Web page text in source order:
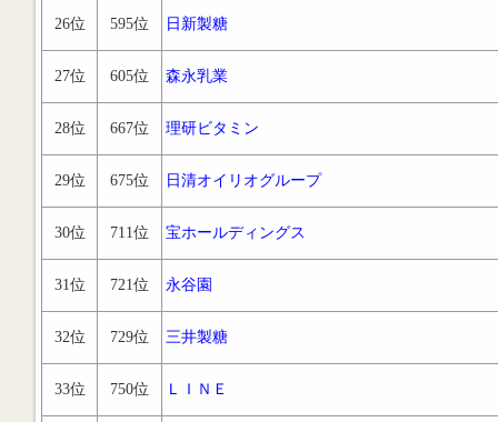
26位 595位 日新製糖
27位 605位 森永乳業
28位 667位 理研ビタミン
29位 675位 日清オイリオグループ
30位 711位 宝ホールディングス
31位 721位 永谷園
32位 729位 三井製糖
33位 750位 ＬＩＮＥ